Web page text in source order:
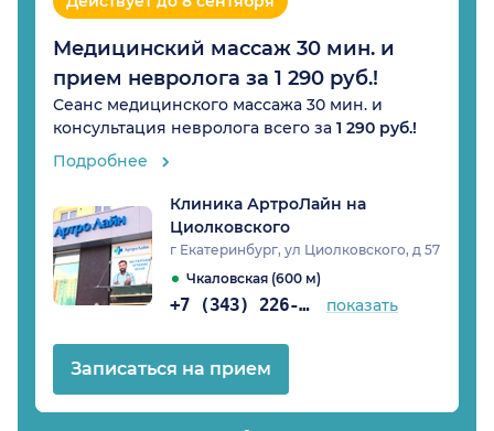
Медицинский массаж 30 мин. и
прием невролога за 1 290 руб.!
Сеанс медицинского массажа 30 мин. и
консультация невролога всего за 1 290 руб.!
Подробнее
Клиника АртроЛайн на
Циолковского
г Екатеринбург, ул Циолковского, д 57
Чкаловская (600 м)
+7 (343) 226-94-50 показать
Записаться на прием